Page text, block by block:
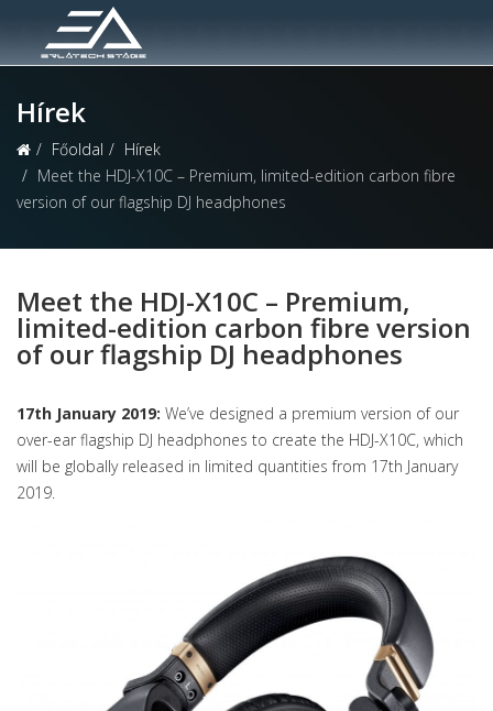
Hírek
Főoldal
Hírek
Meet the HDJ-X10C – Premium, limited-edition carbon fibre
version of our flagship DJ headphones
Meet the HDJ-X10C – Premium,
limited-edition carbon fibre version
of our flagship DJ headphones
17th January 2019: We’ve designed a premium version of our
over-ear flagship DJ headphones to create the HDJ-X10C, which
will be globally released in limited quantities from 17th January
2019.